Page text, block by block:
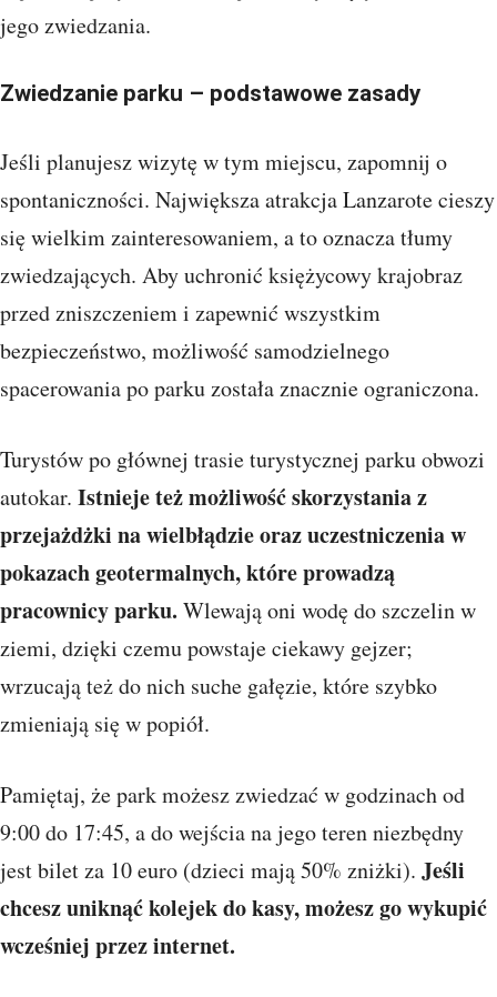
jego zwiedzania.
Zwiedzanie parku – podstawowe zasady
Jeśli planujesz wizytę w tym miejscu, zapomnij o
spontaniczności. Największa atrakcja Lanzarote cieszy
się wielkim zainteresowaniem, a to oznacza tłumy
zwiedzających. Aby uchronić księżycowy krajobraz
przed zniszczeniem i zapewnić wszystkim
bezpieczeństwo, możliwość samodzielnego
spacerowania po parku została znacznie ograniczona.
Turystów po głównej trasie turystycznej parku obwozi
autokar. Istnieje też możliwość skorzystania z
przejażdżki na wielbłądzie oraz uczestniczenia w
pokazach geotermalnych, które prowadzą
pracownicy parku. Wlewają oni wodę do szczelin w
ziemi, dzięki czemu powstaje ciekawy gejzer;
wrzucają też do nich suche gałęzie, które szybko
zmieniają się w popiół.
Pamiętaj, że park możesz zwiedzać w godzinach od
9:00 do 17:45, a do wejścia na jego teren niezbędny
jest bilet za 10 euro (dzieci mają 50% zniżki). Jeśli
chcesz uniknąć kolejek do kasy, możesz go wykupić
wcześniej przez internet.